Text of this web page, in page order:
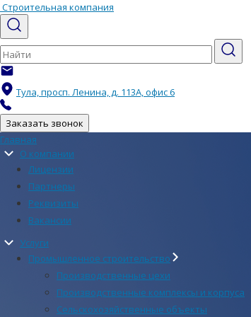
Строительная компания
Тула, просп. Ленина, д. 113А, офис 6
Заказать звонок
Главная
О компании
Лицензии
Партнеры
Реквизиты
Вакансии
Услуги
Промышленное строительство
Производственные цехи
Производственные комплексы и корпуса
Сельскохозяйственные объекты